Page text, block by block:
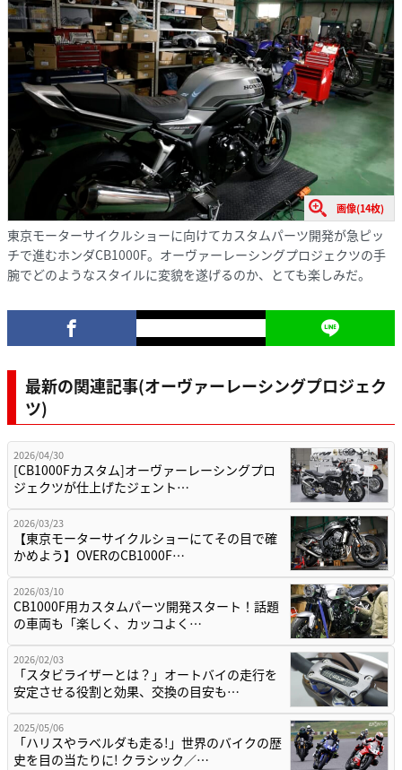
画像(14枚)
東京モーターサイクルショーに向けてカスタムパーツ開発が急ピッ
チで進むホンダCB1000F。オーヴァーレーシングプロジェクツの手
腕でどのようなスタイルに変貌を遂げるのか、とても楽しみだ。
最新の関連記事(オーヴァーレーシングプロジェク
ツ)
2026/04/30
[CB1000Fカスタム]オーヴァーレーシングプロ
ジェクツが仕上げたジェント…
2026/03/23
【東京モーターサイクルショーにてその目で確
かめよう】OVERのCB1000F…
2026/03/10
CB1000F用カスタムパーツ開発スタート！話題
の車両も「楽しく、カッコよく…
2026/02/03
「スタビライザーとは？」オートバイの走行を
安定させる役割と効果、交換の目安も…
2025/05/06
「ハリスやラベルダも走る!」世界のバイクの歴
史を目の当たりに! クラシック／…